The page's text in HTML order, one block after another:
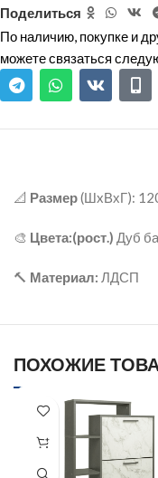
Поделиться
По наличию, покупке и
можете связаться
📐 Размер(ШxВхГ):
🎨 Цвета:(рост.) Дуб
🔨 Материал: ЛДСП
ПОХОЖИЕ